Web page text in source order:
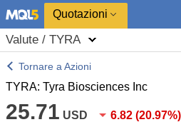
Quotazioni
Valute / TYRA
Tornare a Azioni
TYRA: Tyra Biosciences Inc
25.71 USD 6.82 (20.97%)